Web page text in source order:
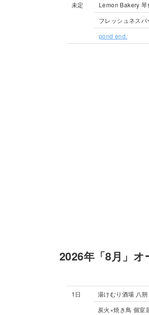
未定
Lemon Bakery 琴
フレッシュネス
pond end.
2026年「8月」
1日 湯けむり酒場 八朔
炭火×焼き鳥 個室